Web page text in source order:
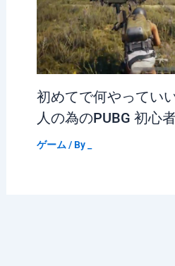
初めてで何やってい
人の為のPUBG 初心
ゲーム / By